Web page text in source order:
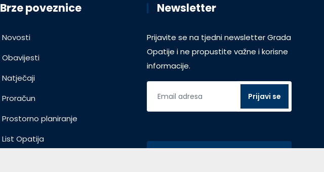
Brze poveznice
Novosti
Obavijesti
Natječaji
Proračun
Prostorno planiranje
List Opatija
Newsletter
Prijavite se na tjedni newsletter Grada
Opatije i ne propustite važne i korisne
informacije.